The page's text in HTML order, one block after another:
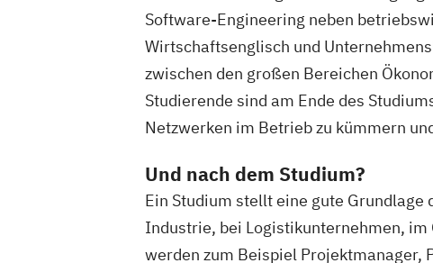
Software-Engineering neben
Wirtschaftsenglisch und
zwischen den großen Bereichen
Studierende sind am Ende des
Netzwerken im Betrieb zu kümmern
Und nach dem Studium?
Ein Studium stellt eine gute Grundlage
Industrie, bei Logistikunternehmen,
werden zum Beispiel Projektmanager,